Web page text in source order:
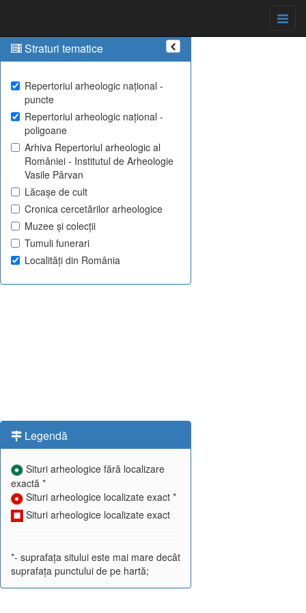
Straturi tematice
Repertoriul arheologic național -
puncte
Repertoriul arheologic național -
poligoane
Arhiva Repertoriul arheologic al
României - Institutul de Arheologie
Vasile Pârvan
Lăcașe de cult
Cronica cercetărilor arheologice
Muzee și colecții
Tumuli funerari
Localități din România
Legendă
Situri arheologice fără localizare
exactă *
Situri arheologice localizate exact *
Situri arheologice localizate exact
*- suprafața sitului este mai mare decât
suprafața punctului de pe hartă;